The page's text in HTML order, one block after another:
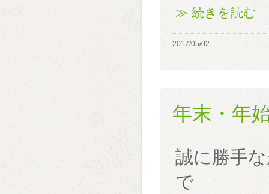
≫ 続きを読む
2017/05/02
年末・年
誠に勝手
で